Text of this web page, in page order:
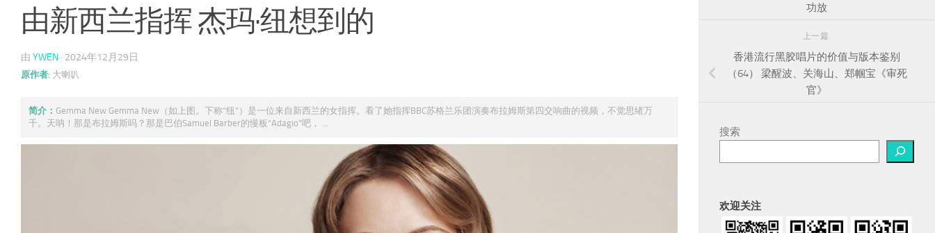
由新西兰指挥 杰玛·纽想到的
由 YWEN · 2024年12月29日
原作者: 大喇叭
简介： Gemma New Gemma New（如上图。下称“纽”）是一位来自新西兰的女指挥。看了她指挥BBC苏格兰乐团演奏布拉姆斯第四交响曲的视频，不觉思绪万
千。天呐！那是布拉姆斯吗？那是巴伯Samuel Barber的慢板“Adagio”吧， ...
功放
上一篇
香港流行黑胶唱片的价值与版本鉴别
（64） 梁醒波、关海山、郑帼宝《审死
官》
搜索
欢迎关注